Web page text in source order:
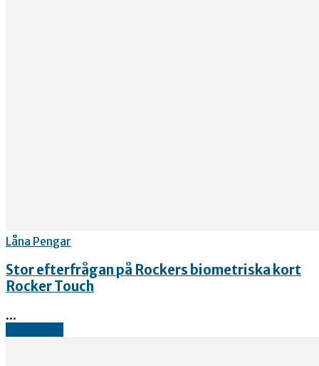
Låna Pengar
Stor efterfrågan på Rockers biometriska kort
Rocker Touch
...